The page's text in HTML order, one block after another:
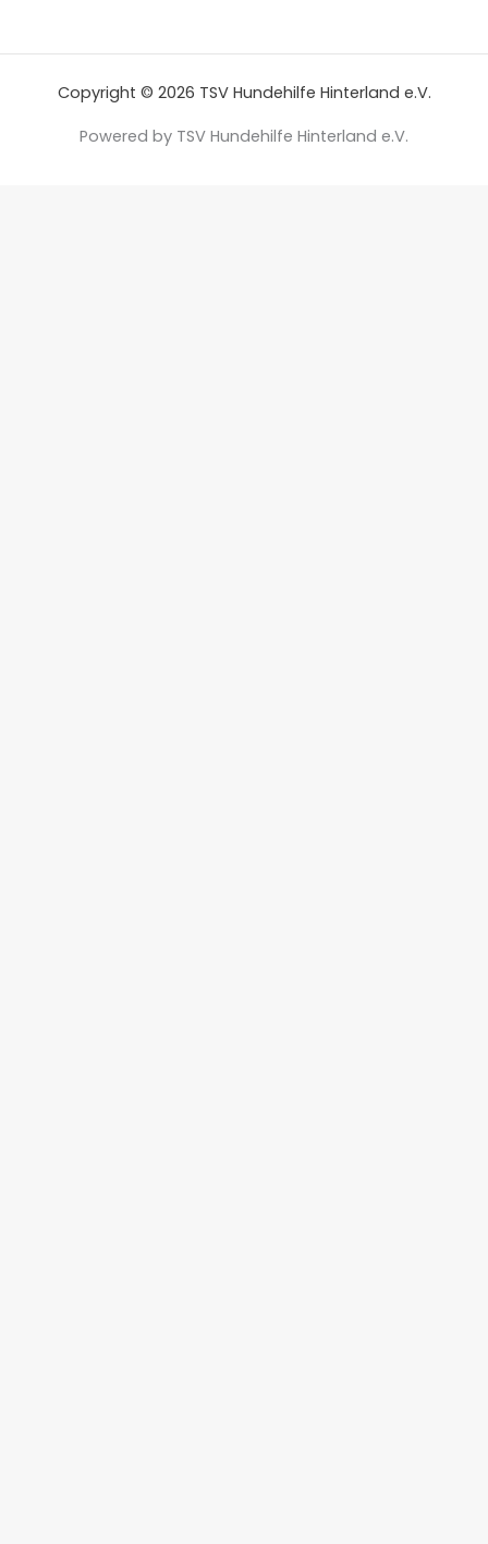
Copyright © 2026 TSV Hundehilfe Hinterland e.V.
Powered by TSV Hundehilfe Hinterland e.V.